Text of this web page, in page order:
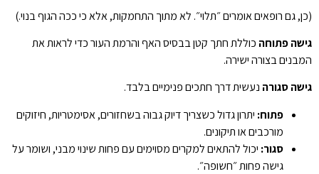
(כן, גם רופאים אומרים ״תלוי״. לא מתוך התחמקות, אלא כי ככה הגוף בנוי.)
גישה פתוחה כוללת חתך קטן בבסיס האף והרמת העור כדי לראות את
המבנים בצורה ישירה.
גישה סגורה נעשית דרך חתכים פנימיים בלבד.
פתוח: יתרון גדול כשצריך דיוק גבוה בשחזורים, אסימטריות, חיזוקים
מורכבים או תיקונים.
סגור: יכול להתאים למקרים מסוימים עם פחות שינוי מבני, ושומר על
גישה פחות ״חשופה״.